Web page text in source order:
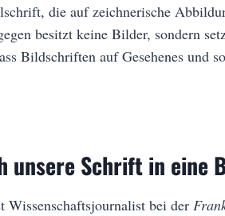
die auf zeichnerische
besitzt keine Bilder, sondern
Bildschriften auf Gesehenes und
unsere Schrift in eine
Wissenschaftsjournalist bei der